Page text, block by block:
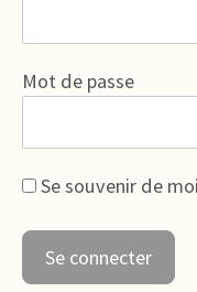
Mot de passe
Se souvenir de moi